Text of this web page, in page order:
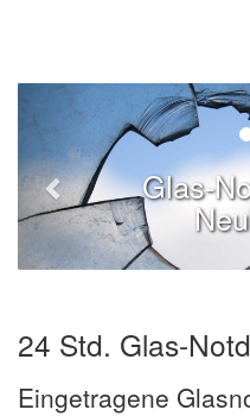
Glas-
24 Std. Glas-
Eingetragene